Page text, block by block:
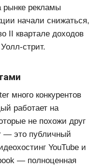
рынке рекламы
начали снижаться,
II квартале доходов
стрит.
много конкурентов
работает на
не похожи друг
— это публичный
YouTube и
— полноценная